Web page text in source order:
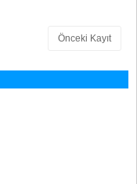
Önceki Kayıt